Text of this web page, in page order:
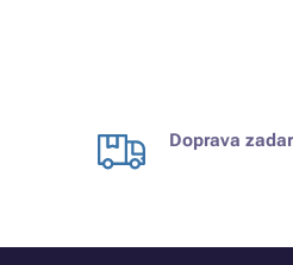
Doprava